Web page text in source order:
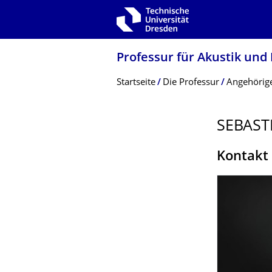
Zur Hauptnavigation springen
Professur für Akustik und
Breadcrumb-Menü
Startseite Die Professur
Kontakt